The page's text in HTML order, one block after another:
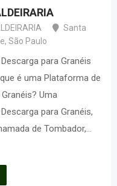
Santa
, São Paulo
para Granéis
é uma Plataforma de
Uma
para Granéis,
de Tombador,…